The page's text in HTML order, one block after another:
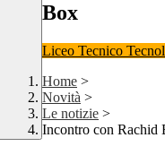
Box
Liceo Tecnico
Home >
Novità >
Le notizie >
Incontro con Rachid